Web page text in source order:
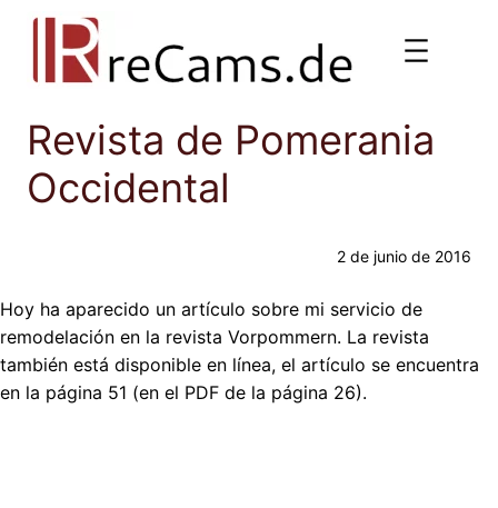
Saltar
contenido
Revista de Pomerania
Occidental
2 de junio de 2016
Hoy ha aparecido un artículo sobre mi servicio de
remodelación en la revista Vorpommern. La revista
también está disponible en línea, el artículo se encuentra
en la página 51 (en el PDF de la página 26).